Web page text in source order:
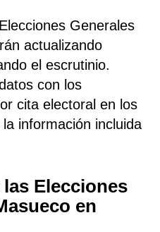
Generales
actualizando
el escrutinio.
con los
cita electoral en los
información incluida
Elecciones
en